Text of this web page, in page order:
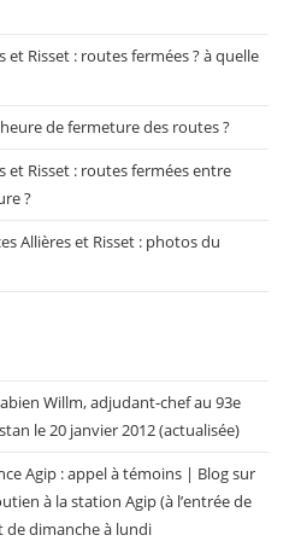
et Risset : routes fermées ? à quelle
de fermeture des routes ?
et Risset : routes fermées entre
?
Allières et Risset : photos du
Willm, adjudant-chef au 93e
le 20 janvier 2012 (actualisée)
Agip : appel à témoins | Blog sur
à la station Agip (à l’entrée de
de dimanche à lundi